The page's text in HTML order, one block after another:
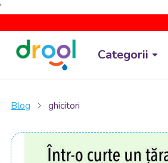
'
Categorii
Blog ghicitori